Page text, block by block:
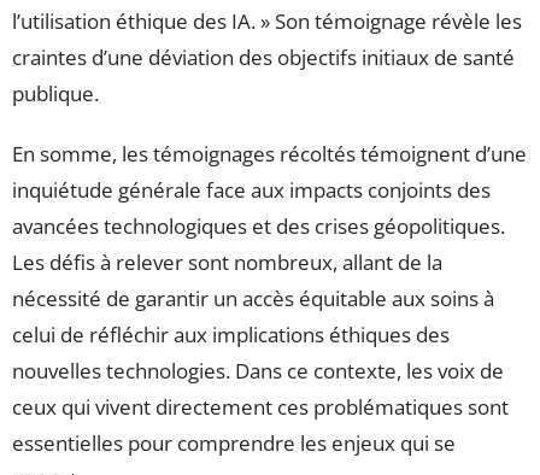
l’utilisation éthique des IA. » Son témoignage révèle les
craintes d’une déviation des objectifs initiaux de santé
publique.
En somme, les témoignages récoltés témoignent d’une
inquiétude générale face aux impacts conjoints des
avancées technologiques et des crises géopolitiques.
Les défis à relever sont nombreux, allant de la
nécessité de garantir un accès équitable aux soins à
celui de réfléchir aux implications éthiques des
nouvelles technologies. Dans ce contexte, les voix de
ceux qui vivent directement ces problématiques sont
essentielles pour comprendre les enjeux qui se